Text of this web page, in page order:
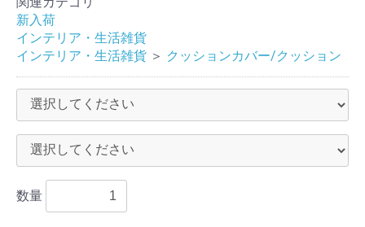
新入荷
インテリア・生活雑貨
インテリア・生活雑貨 ＞ クッションカバー/クッション
数量